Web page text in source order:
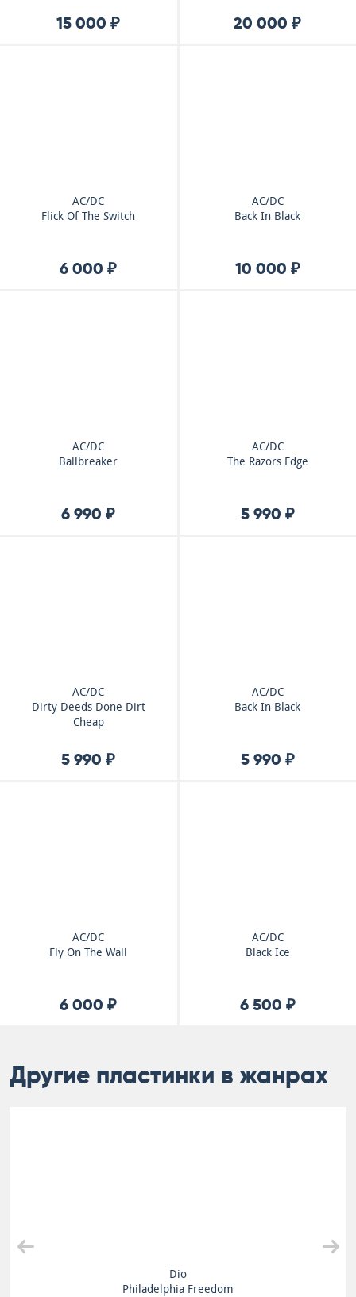
15 000 ₽ 20 000 ₽
AC/DC
Flick Of The Switch
6 000 ₽
AC/DC
Back In Black
10 000 ₽
AC/DC
Ballbreaker
6 990 ₽
AC/DC
The Razors Edge
5 990 ₽
AC/DC
Dirty Deeds Done Dirt
Cheap
5 990 ₽
AC/DC
Back In Black
5 990 ₽
AC/DC
Fly On The Wall
6 000 ₽
AC/DC
Black Ice
6 500 ₽
Другие пластинки в жанрах
Dio
Philadelphia Freedom